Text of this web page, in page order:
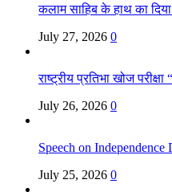
कलाम साहिब के हाथ का
July 27, 2026 0
राष्ट्रीय प्रतिभा खोज
July 26, 2026 0
Speech on
July 25, 2026 0